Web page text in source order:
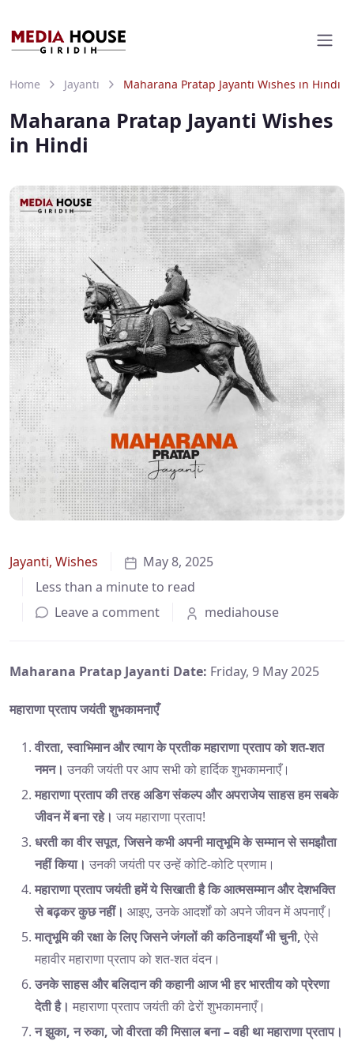
Home Jayanti Maharana Pratap Jayanti Wishes in Hindi
Maharana Pratap Jayanti Wishes
in Hindi
Jayanti, Wishes
May 8, 2025
Less than a minute to read
Leave a comment
mediahouse
Maharana Pratap Jayanti Date: Friday, 9 May 2025
महाराणा प्रताप जयंतीशुभकामनाएँ
वीरता, स्वाभिमान और त्याग के प्रतीक महाराणा प्रताप को शत-शत
नमन। उनकी जयंती पर आप सभी को हार्दिक शुभकामनाएँ।
महाराणा प्रताप की तरह अडिग संकल्प और अपराजेय साहस हम सबके
जीवन में बना रहे। जय महाराणा प्रताप!
धरती का वीर सपूत, जिसने कभी अपनी मातृभूमि के सम्मान से समझौता
नहीं किया। उनकी जयंती पर उन्हें कोटि-कोटि प्रणाम।
महाराणा प्रताप जयंती हमें ये सिखाती है कि आत्मसम्मान और देशभक्ति
से बढ़कर कुछ नहीं। आइए, उनके आदर्शों को अपने जीवन में अपनाएँ।
मातृभूमि की रक्षा के लिए जिसने जंगलों की कठिनाइयाँ भी चुनी, ऐसे
महावीर महाराणा प्रताप को शत-शत वंदन।
उनके साहस और बलिदान की कहानी आज भी हर भारतीय को प्रेरणा
देती है। महाराणा प्रताप जयंती की ढेरों शुभकामनाएँ।
न झुका, न रुका, जो वीरता की मिसाल बना – वही था महाराणा प्रताप।